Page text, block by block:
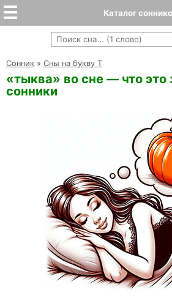
Каталог
Cонник » Сны на букву Т
«тыква» во сне — что это
сонники